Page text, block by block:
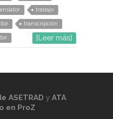
trabajo
transcripción
[Leer más]
ASETRAD y ATA
en ProZ